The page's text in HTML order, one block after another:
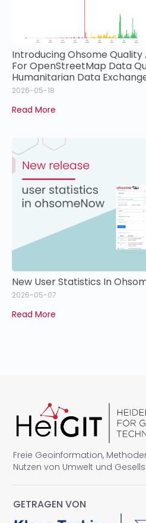
Introducing Ohsome Quality
For OpenStreetMap Data
Humanitarian Data
2026-05-18
Read More
New User Statistics In
2026-05-07
Read More
Freie Geoinformation,
Nutzen von Umwelt und
GETRAGEN VON